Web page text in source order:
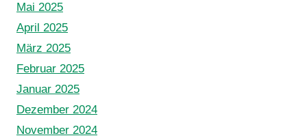
Mai 2025
April 2025
März 2025
Februar 2025
Januar 2025
Dezember 2024
November 2024